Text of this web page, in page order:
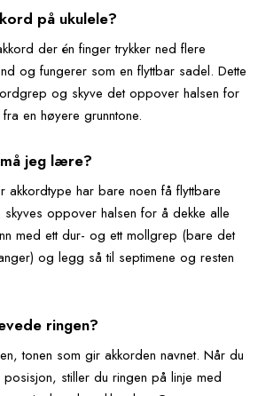
på ukulele?
der én finger trykker ned flere
og fungerer som en flyttbar sadel. Dette
og skyve det oppover halsen for
en høyere grunntone.
jeg lære?
akkordtype har bare noen få flyttbare
oppover halsen for å dekke alle
med ett dur- og ett mollgrep (bare det
og legg så til septimene og resten
ringen?
tonen som gir akkorden navnet. Når du
stiller du ringen på linje med